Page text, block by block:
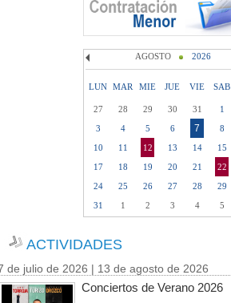
AGOSTO 2026
LUN MAR MIE JUE VIE SAB
27 28 29 30 31 1
3
4 5 6 7 8
10
11 12 13 14 15
17
18 19 20 21 22
24
25 26 27 28 29
31
1 2 3 4 5
ACTIVIDADES
de julio de 2026 | 13 de agosto de 2026
Conciertos de Verano 2026